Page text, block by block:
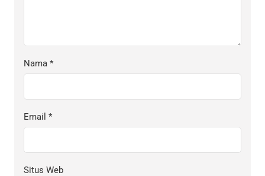
Nama *
Email *
Situs Web